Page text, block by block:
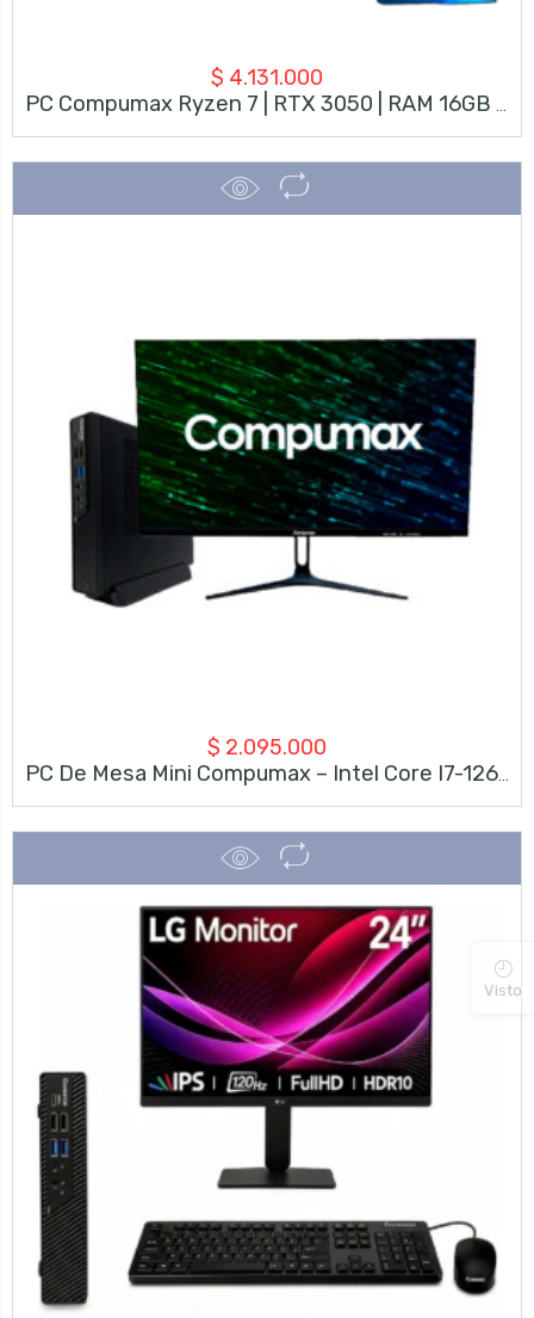
$ 4.131.000
$ 2.095.000
PC De Mesa Mini Compumax – Intel Core I7-12650H – 16GB RAM – 512GB SSD – Monitor 23.8” Full HD 120Hz + Teclado Y Mouse
Visto